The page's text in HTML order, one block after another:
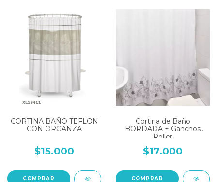
CORTINA BAÑO TEFLON
CON ORGANZA
$15.000
Cortina de Baño
BORDADA + Ganchos
Roller
$17.000
COMPRAR